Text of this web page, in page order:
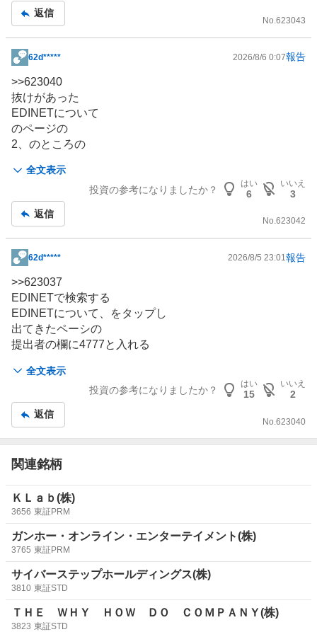
😭
返信
No. 623043
掲
示
板
記
事
62d***** 2026/8/6 0:07報告
全文表示
>>623040
抜けがあった
EDINETについて
のページの
2、のところの
へのリンクをタップし
4777と入れるページに入る投資の参考になりましたか？
はい
6
いいえ
3
返信
No.623042
掲
示
板
記
事
62d***** 2026/8/5 23:01報告
全文表示
>>623037
EDINETで検索する
EDINETについて、をタップし
出てきたペーシの
提出者の欄に4777と入れる
大量保有報告書だけにチェクを入れる
4777といれた欄の
右横の青い検索を、タップする
出てきたページ
真ん中辺りのPDFを表示、をタップ
ガーラの詳細ページが出てくる
そのページの後半に
菊川が売った一覧表
がある
投資の参考になりましたか？
はい
15
いいえ
2
返信
No. 623040
関連銘柄
ＫＬａｂ(株)
3656 東証PRM
ガンホー・オンライン・エンターテイメント(株)
3765 東証PRM
サイバーステップホールディングス(株)
3810 東証STD
ＴＨＥ ＷＨＹ ＨＯＷ ＤＯ ＣＯＭＰＡＮＹ(株)
3823 東証STD